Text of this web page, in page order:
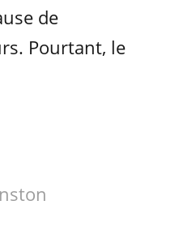
de
Pourtant, le